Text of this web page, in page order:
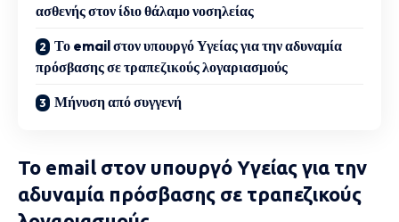
ασθενής στον ίδιο θάλαμο νοσηλείας
Το email στον υπουργό Υγείας για την αδυναμία
πρόσβασης σε τραπεζικούς λογαριασμούς
Μήνυση από συγγενή
Το email στον υπουργό Υγείας για την
αδυναμία πρόσβασης σε τραπεζικούς